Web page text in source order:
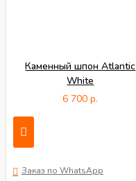
Каменный шпон Atlantic
White
6 700 р.
Заказ по WhatsApp